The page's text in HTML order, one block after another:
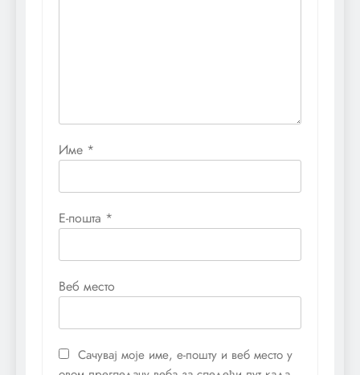
Име *
Е-пошта *
Веб место
Сачувај моје име, е-пошту и веб место у